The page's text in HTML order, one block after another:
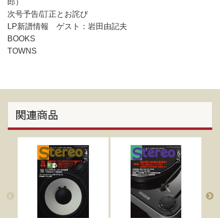
郎）
次号予告/訂正とお詫び
LP新譜情報 ゲスト：岩田由記夫
BOOKS
TOWNS
関連商品